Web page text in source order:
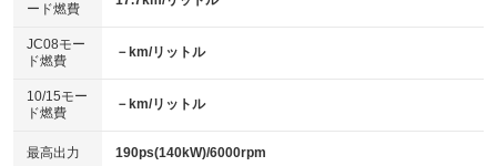
電動格納ミラー
：装備あり
：装備なし
パワーシート
ベンチシート
：装備なし
チップアップシート
：装備あり
ード燃費
JC08モー
ド燃費
－km/リットル
10/15モー
ド燃費
－km/リットル
最高出力 190ps(140kW)/6000rpm